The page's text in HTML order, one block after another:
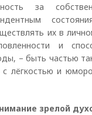
за
их в
и
– быть частью
лёгкостью и
зрелой